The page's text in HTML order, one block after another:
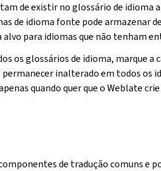
de existir no glossário de idioma
de idioma fonte pode armazenar
para idiomas que não tenham
os glossários de idioma, marque a
permanecer inalterado em todos os
quando quer que o Weblate
de tradução comuns e